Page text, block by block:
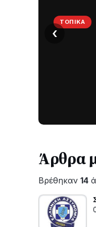
ΤΟΠΙΚΆ
Στο
Λυγιά
περιοχές
περίπου
ώρες
–
Σε
εξέλιξη
‹
Άρθρα
Βρέθηκαν 14